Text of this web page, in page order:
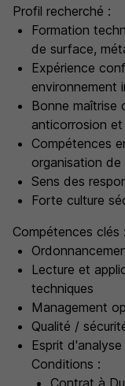
Profil recherché :
Formation
de surface,
Expérience
environnement
Bonne maîtrise
anticorrosion
Compétences
organisation
Sens des
Forte culture
Compétences clés :
Lecture et
techniques
Management
Qualité /
Esprit
Conditions :
Contrat à